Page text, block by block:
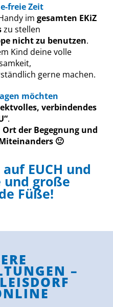
freie Zeit
im gesamten EKiZ
zu stellen
nicht zu benutzen.
Kind deine volle
gerne machen.
möchten
verbindendes
.
Ort der Begegnung und
🙂
EUCH und
große
Füße!
–